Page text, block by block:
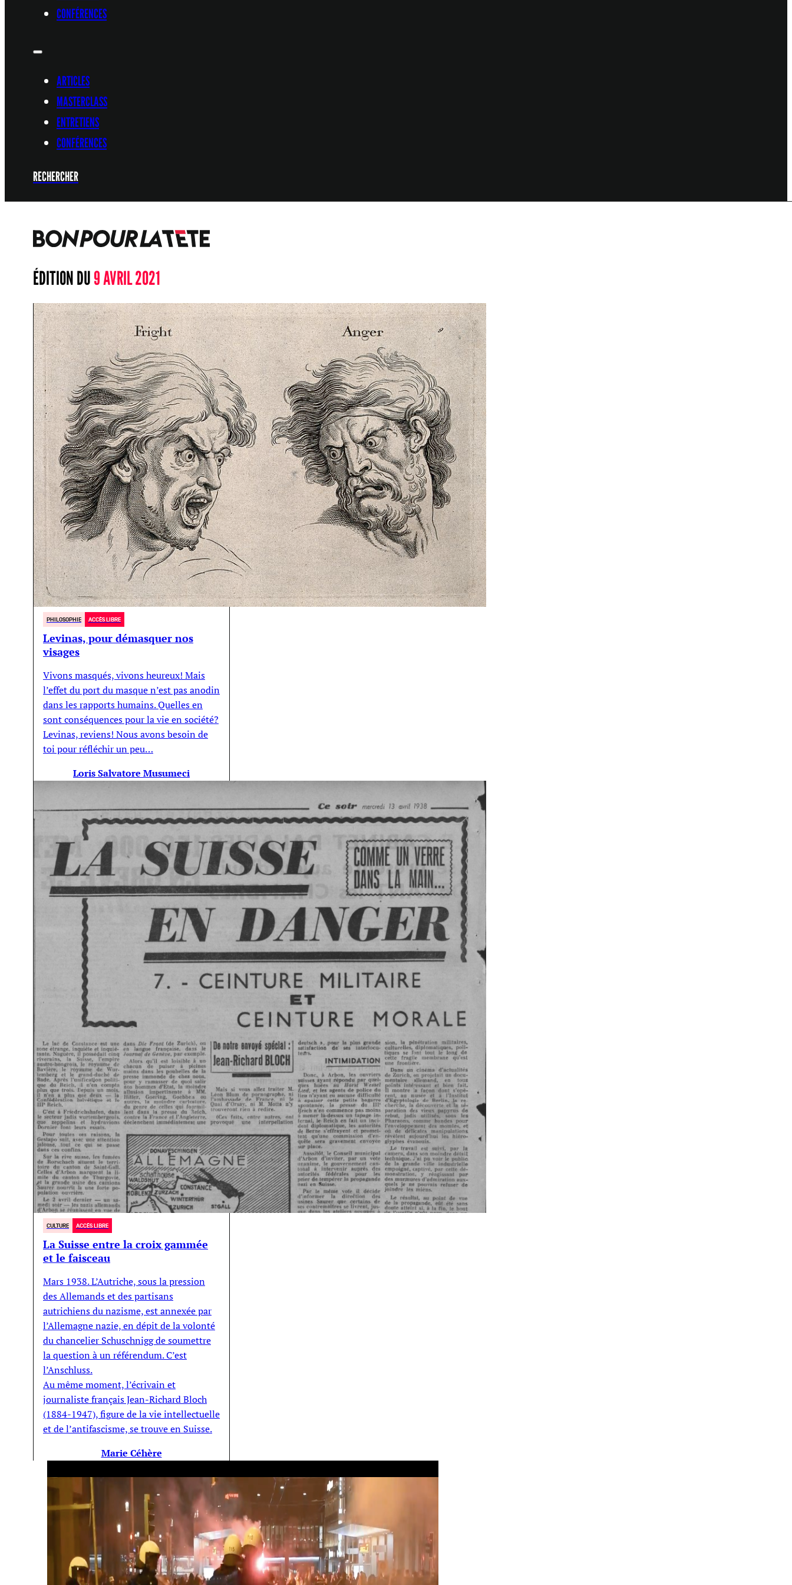
CONFÉRENCES
ARTICLES
MASTERCLASS
ENTRETIENS
CONFÉRENCES
RECHERCHER
ÉDITION DU9 AVRIL 2021
PHILOSOPHIE ACCÈS LIBRE
Levinas, pour démasquer nos
visages
Vivons masqués, vivons heureux! Mais
l’effet du port du masque n’est pas anodin
dans les rapports humains. Quelles en
sont conséquences pour la vie en société?
Levinas, reviens! Nous avons besoin de
toi pour réfléchir un peu…
Loris Salvatore Musumeci
CULTURE ACCÈS LIBRE
La Suisse entre la croix gammée
et le faisceau
Mars 1938. L’Autriche, sous la pression
des Allemands et des partisans
autrichiens du nazisme, est annexée par
l’Allemagne nazie, en dépit de la volonté
du chancelier Schuschnigg de soumettre
la question à un référendum. C’est
l’Anschluss.
Au même moment, l’écrivain et
journaliste français Jean-Richard Bloch
(1884-1947), figure de la vie intellectuelle
et de l’antifascisme, se trouve en Suisse.
Marie Céhère